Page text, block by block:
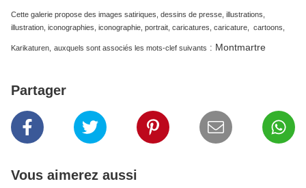
Cette galerie propose des images satiriques, dessins de presse, illustrations,
illustration, iconographies, iconographie, portrait, caricatures, caricature, cartoons,
Karikaturen, auxquels sont associés les mots-clef suivants : Montmartre
Partager
Vous aimerez aussi